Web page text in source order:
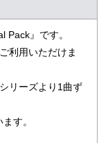
Pack』です。
利用いただけま
リーズより1曲ず
す。